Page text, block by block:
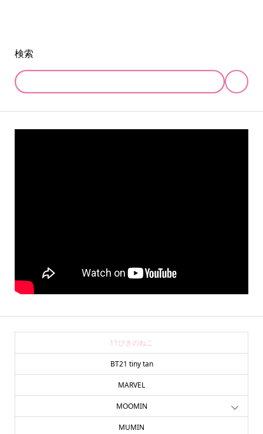
検索
11ぴきのねこ
BT21 tiny tan
MARVEL
MOOMIN
MUMIN